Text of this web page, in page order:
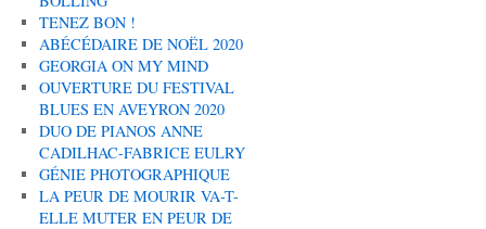
TENEZ BON !
ABÉCÉDAIRE DE NOËL 2020
GEORGIA ON MY MIND
OUVERTURE DU FESTIVAL
BLUES EN AVEYRON 2020
DUO DE PIANOS ANNE
CADILHAC-FABRICE EULRY
GÉNIE PHOTOGRAPHIQUE
LA PEUR DE MOURIR VA-T-
ELLE MUTER EN PEUR DE